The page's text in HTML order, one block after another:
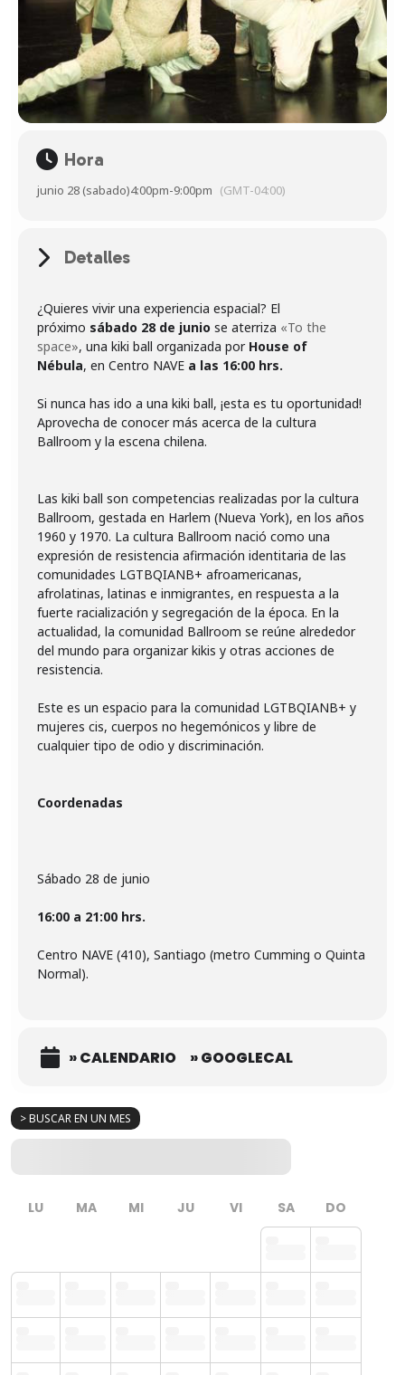
> BUSCAR EN UN MES
LU MA MI JU VI SA DO
Hora
junio 28 (sabado)4:00pm-9:00pm (GMT-04:00)
Detalles
¿Quieres vivir una experiencia espacial? El
próximo sábado 28 de junio se aterriza «To the
space», una kiki ball organizada por House of
Nébula, en Centro NAVE a las 16:00 hrs.
Si nunca has ido a una kiki ball, ¡esta es tu oportunidad!
Aprovecha de conocer más acerca de la cultura
Las kiki ball son competencias realizadas por la cultura
Ballroom, gestada en Harlem (Nueva York), en los años
1960 y 1970. La cultura Ballroom nació como una
expresión de resistencia afirmación identitaria de las
comunidades LGTBQIANB+ afroamericanas,
afrolatinas, latinas e inmigrantes, en respuesta a la
fuerte racialización y segregación de la época. En la
actualidad, la comunidad Ballroom se reúne alrededor
del mundo para organizar kikis y otras acciones de
resistencia.
Este es un espacio para la comunidad LGTBQIANB+ y
mujeres cis, cuerpos no hegemónicos y libre de
cualquier tipo de odio y discriminación.
Coordenadas
Sábado 28 de junio
16:00 a 21:00 hrs.
Centro NAVE (410), Santiago (metro Cumming o Quinta
Normal).
» CALENDARIO » GOOGLECAL